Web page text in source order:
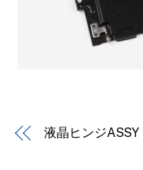
液晶ヒンジASSY